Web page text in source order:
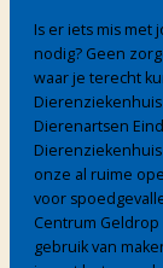
Is er iets mis
nodig? Geen
waar je terecht
Dierenartsen
onze al ruime
voor
Centrum
gebruik van